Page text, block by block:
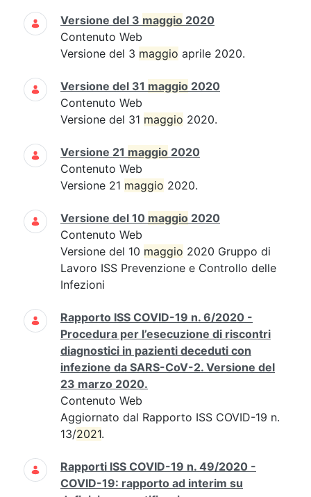
Versione del 3 maggio 2020
Contenuto Web
Versione del 3 maggio aprile 2020.
Versione del 31 maggio 2020
Contenuto Web
Versione del 31 maggio 2020.
Versione 21 maggio 2020
Contenuto Web
Versione 21 maggio 2020.
Versione del 10 maggio 2020
Contenuto Web
Versione del 10 maggio 2020 Gruppo di
Lavoro ISS Prevenzione e Controllo delle
Infezioni
Rapporto ISS COVID-19 n. 6/2020 -
Procedura per l’esecuzione di riscontri
diagnostici in pazienti deceduti con
infezione da SARS-CoV-2. Versione del
23 marzo 2020.
Contenuto Web
Aggiornato dal Rapporto ISS COVID-19 n.
13/2021.
Rapporti ISS COVID-19 n. 49/2020 -
COVID-19: rapporto ad interim su